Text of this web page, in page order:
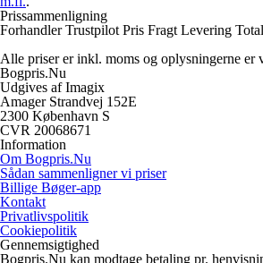
Prissammenligning
Forhandler Trustpilot Pris Fragt Levering Total
Alle priser er inkl. moms og oplysningerne er
Bogpris.Nu
Udgives af Imagix
Amager Strandvej 152E
2300 København S
CVR 20068671
Information
Om Bogpris.Nu
Sådan sammenligner vi priser
Billige Bøger-app
Kontakt
Privatlivspolitik
Cookiepolitik
Gennemsigtighed
Bogpris.Nu kan modtage betaling pr.